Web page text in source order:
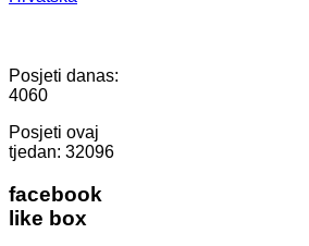
Posjeti danas:
4060
Posjeti ovaj
tjedan: 32096
facebook
like box